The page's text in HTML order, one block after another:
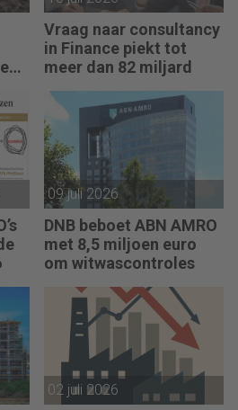
Vraag naar consultancy
in Finance piekt tot
meer dan 82 miljard
09 juli 2026
DNB beboet ABN AMRO
met 8,5 miljoen euro
om witwascontroles
02 juli 2026